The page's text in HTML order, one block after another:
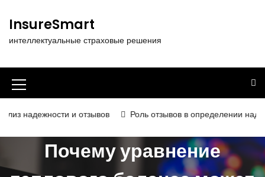
т
к
д
InsureSmart
интеллектуальные страховые решения
И
к
о
к
и отзывов Роль отзывов в определении надёжности и
Почему уравнение